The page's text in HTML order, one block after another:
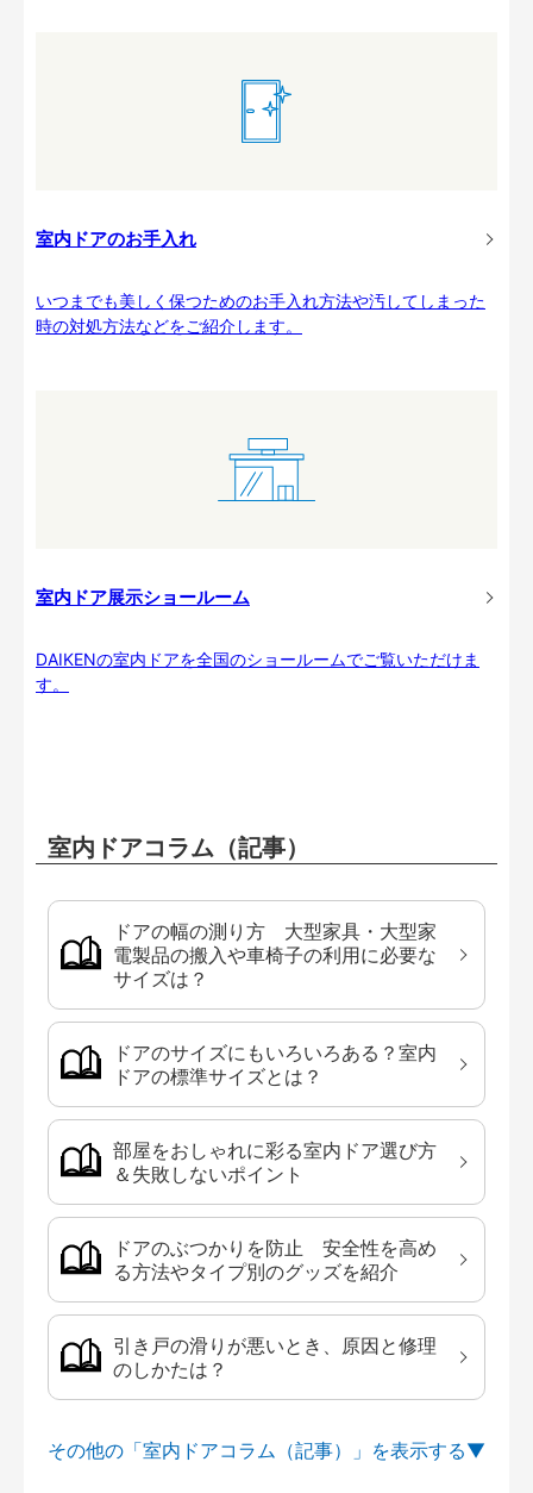
室内ドアのお手入れ
いつまでも美しく保つためのお手入れ方法や汚してしまった
時の対処方法などをご紹介します。
室内ドア展示ショールーム
DAIKENの室内ドアを全国のショールームでご覧いただけま
す。
室内ドアコラム（記事）
ドアの幅の測り方 大型家具・大型家
電製品の搬入や車椅子の利用に必要な
サイズは？
ドアのサイズにもいろいろある？室内
ドアの標準サイズとは？
部屋をおしゃれに彩る室内ドア選び方
＆失敗しないポイント
ドアのぶつかりを防止 安全性を高め
る方法やタイプ別のグッズを紹介
引き戸の滑りが悪いとき、原因と修理
のしかたは？
その他の「室内ドアコラム（記事）」を